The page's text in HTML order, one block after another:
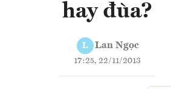
hay đùa?
L Lan Ngọc
17:25, 22/11/2013